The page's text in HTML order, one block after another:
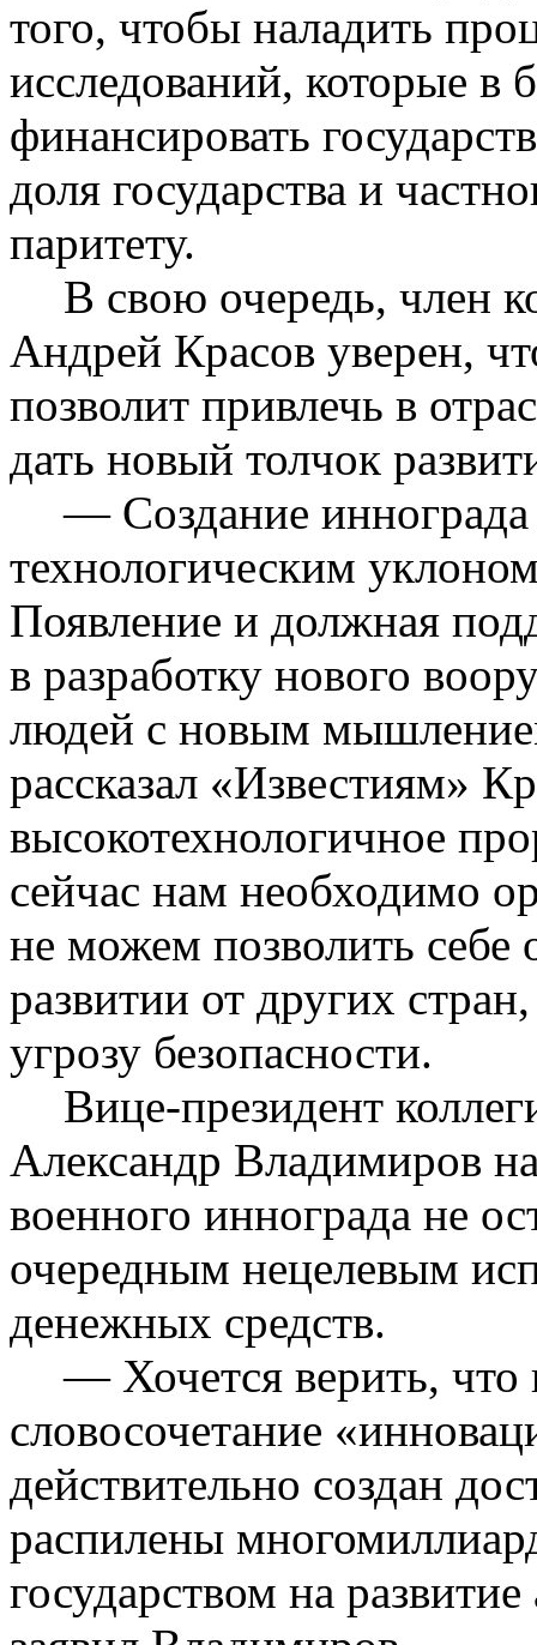
того, чтобы наладить
исследований, которые в
финансировать
доля государства и
паритету.
В свою очередь, член
Андрей Красов уверен,
позволит привлечь в
дать новый толчок
— Созданиеиннограда
технологическим
Появление и должная
в разработку нового
людей с новым
рассказал «Известиям»
высокотехнологичное
сейчас нам необходимо
не можем позволить себе
развитии от других
угрозу безопасности.
Вице-президент
Александр Владимиров
военного иннограда не
очередным нецелевым
денежных средств.
— Хочется верить, что
словосочетание
действительно создан
распилены
государством на